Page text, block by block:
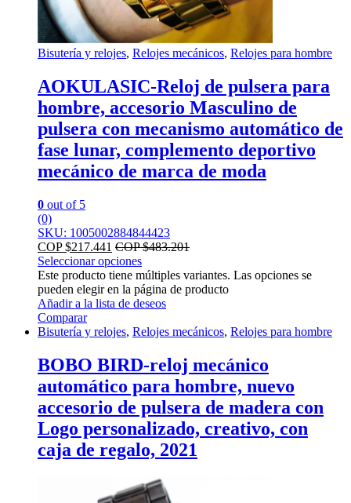
Bisutería y relojes, Relojes mecánicos, Relojes para hombre
AOKULASIC-Reloj de pulsera para
hombre, accesorio Masculino de
pulsera con mecanismo automático de
fase lunar, complemento deportivo
mecánico de marca de moda
0 out of 5
(0)
SKU: 1005002884844423
COP $217.441 COP $483.201
Seleccionar opciones
Este producto tiene múltiples variantes. Las opciones se
pueden elegir en la página de producto
Añadir a la lista de deseos
Comparar
Bisutería y relojes, Relojes mecánicos, Relojes para hombre
BOBO BIRD-reloj mecánico
automático para hombre, nuevo
accesorio de pulsera de madera con
Logo personalizado, creativo, con
caja de regalo, 2021